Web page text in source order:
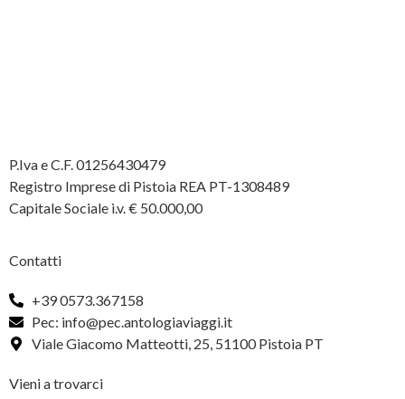
P.Iva e C.F. 01256430479
Registro Imprese di Pistoia REA PT-1308489
Capitale Sociale i.v. € 50.000,00
Contatti
+39 0573.367158
Pec: info@pec.antologiaviaggi.it
Viale Giacomo Matteotti, 25, 51100 Pistoia PT
Vieni a trovarci